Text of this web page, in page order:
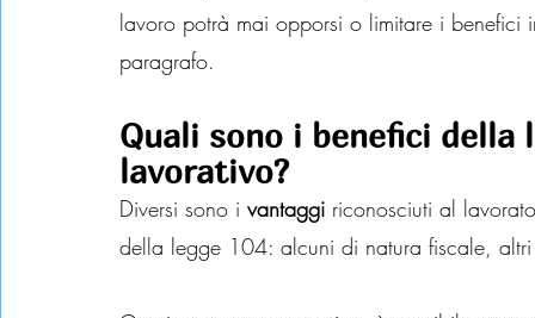
lavoro potrà mai opporsi o limitare i
paragrafo.
Quali sono i benefici della
lavorativo?
Diversi sono i vantaggi riconosciuti al
della legge 104: alcuni di natura fiscale,